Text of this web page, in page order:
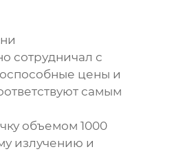
сотрудничал с
цены и
самым
объемом 1000
излучению и